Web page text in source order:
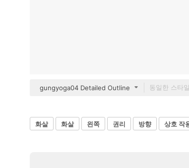
gungyoga04 Detailed Outline
화살 화살 왼쪽 권리 방향 상호 작